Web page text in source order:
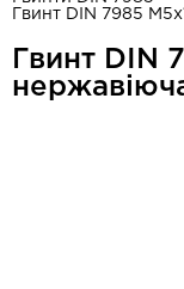
Гвинт DIN 7985
Гвинт DIN